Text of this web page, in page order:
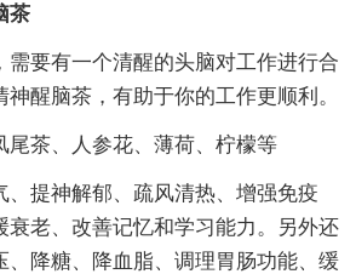
茶
要有一个清醒的头脑对工作进行合
醒脑茶，有助于你的工作更顺利。
茶、人参花、薄荷、柠檬等
提神解郁、疏风清热、增强免疫
衰老、改善记忆和学习能力。另外还
、降糖、降血脂、调理胃肠功能、缓